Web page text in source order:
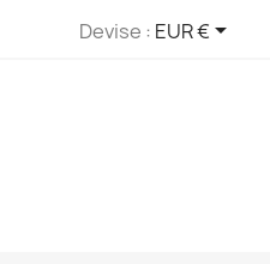
Devise : EUR €